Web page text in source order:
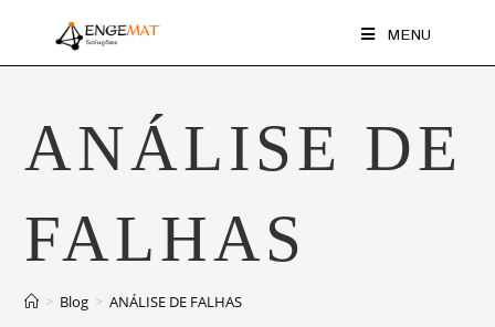
MENU
ANÁLISE DE
FALHAS
> Blog > ANÁLISE DE FALHAS